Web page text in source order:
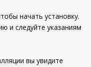
начать установку.
и следуйте указаниям
вы увидите